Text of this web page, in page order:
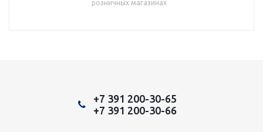
розничных магазинах
+7 391 200-30-65
+7 391 200-30-66